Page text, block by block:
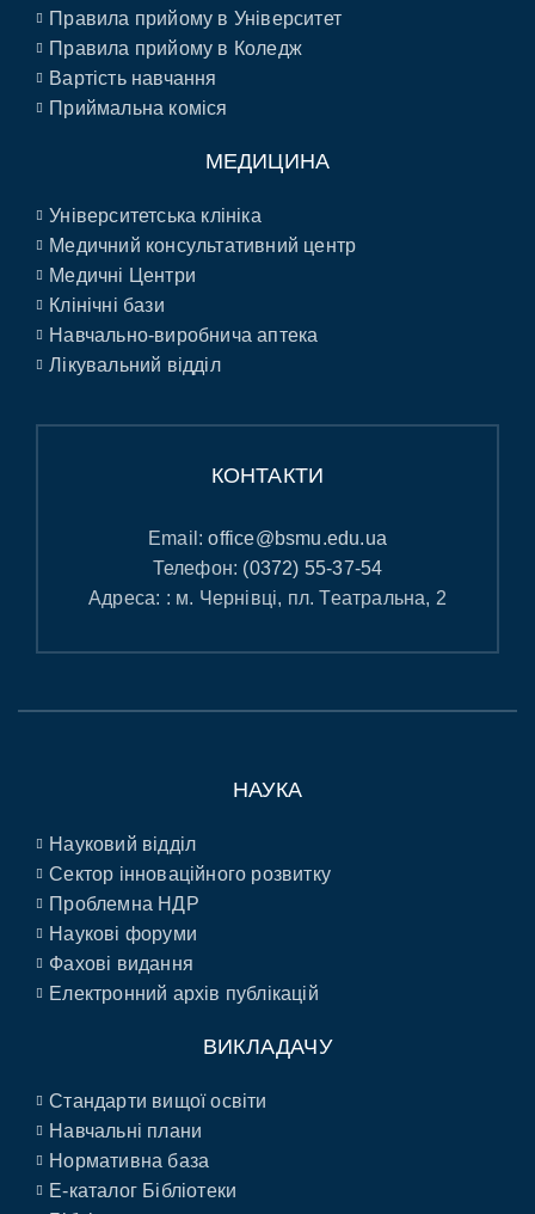
Правила прийому в Університет
Правила прийому в Коледж
Вартість навчання
Приймальна коміся
МЕДИЦИНА
Університетська клініка
Медичний консультативний центр
Медичні Центри
Клінічні бази
Навчально-виробнича аптека
Лікувальний відділ
КОНТАКТИ
Email:office@bsmu.edu.ua
Телефон: (0372) 55-37-54
Адреса: : м. Чернівці, пл. Театральна, 2
НАУКА
Науковий відділ
Сектор інноваційного розвитку
Проблемна НДР
Наукові форуми
Фахові видання
Електронний архів публікацій
ВИКЛАДАЧУ
Стандарти вищої освіти
Навчальні плани
Нормативна база
E-каталог Бібліотеки